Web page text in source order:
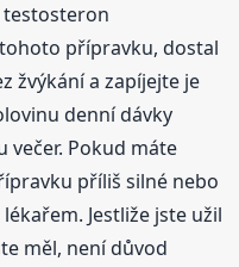
testosteron
přípravku, dostal
žvýkání a zapíjejte je
denní dávky
večer. Pokud máte
příliš silné nebo
Jestliže jste užil
měl, není důvod